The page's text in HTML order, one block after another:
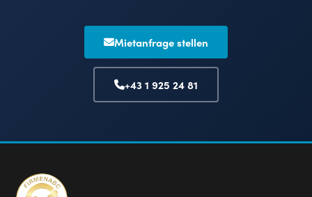
Mietanfrage stellen
+43 1 925 24 81